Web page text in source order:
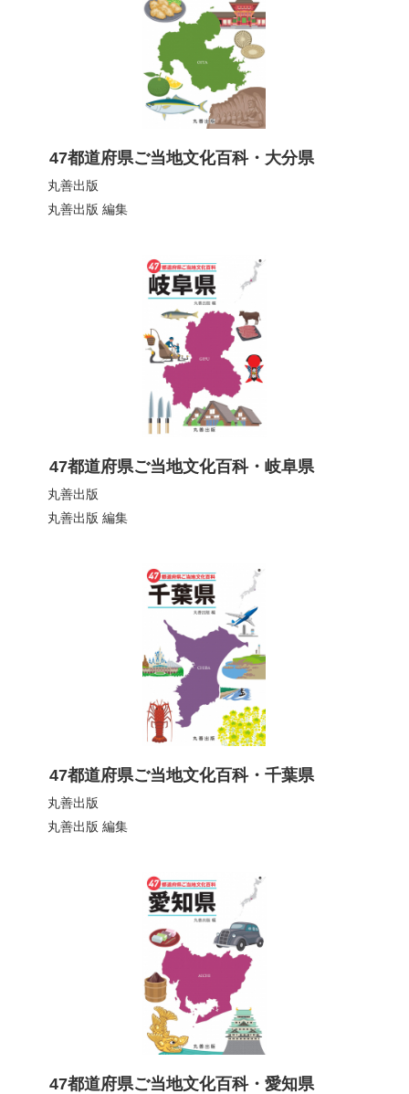
47都道府県ご当地文化百科・大分県
丸善出版
丸善出版 編集
47都道府県ご当地文化百科・岐阜県
丸善出版
丸善出版 編集
47都道府県ご当地文化百科・千葉県
丸善出版
丸善出版 編集
47都道府県ご当地文化百科・愛知県